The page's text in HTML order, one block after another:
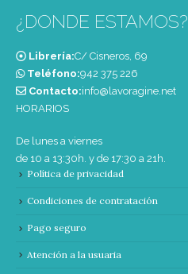
¿DONDE ESTAMOS?
Librería:C/ Cisneros, 69
Teléfono:‭942 375 226‬
Contacto:info@lavoragine.net
HORARIOS
De lunes a viernes
de 10 a 13:30h. y de 17:30 a 21h.
Política de privacidad
Condiciones de contratación
Pago seguro
Atención a la usuaria